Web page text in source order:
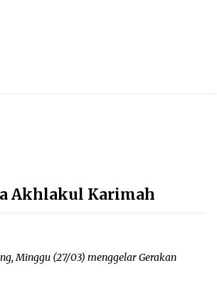
Akhlakul Karimah
Minggu (27/03) menggelar Gerakan